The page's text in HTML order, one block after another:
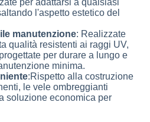
per adattarsi a qualsiasi
l'aspetto estetico del
manutenzione: Realizzate
qualità resistenti ai raggi UV,
per durare a lungo e
minima.
:Rispetto alla costruzione
le vele ombreggianti
soluzione economica per